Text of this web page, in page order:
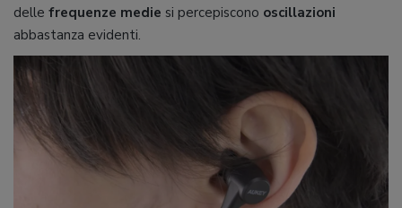
delle frequenze medie si percepiscono oscillazioni
abbastanza evidenti.